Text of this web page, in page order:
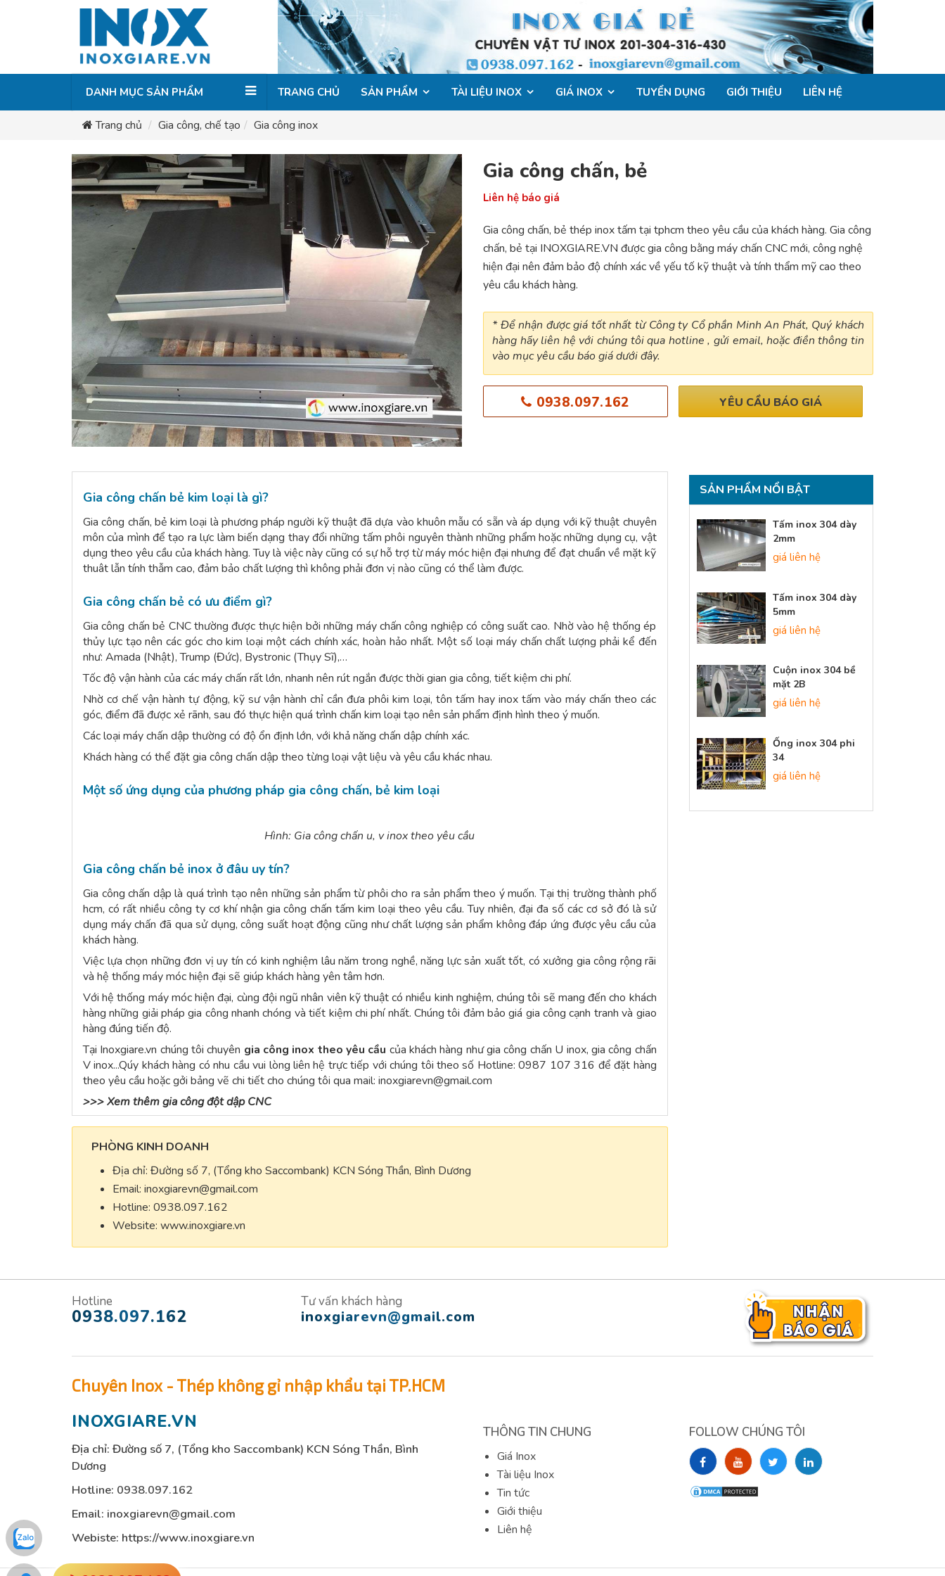
DANH MỤC SẢN PHẨM TRANG CHỦ SẢN PHẨM TÀI LIỆU INOX GIÁ INOX TUYỂN DỤNG GIỚI THIỆU LIÊN HỆ
Trang chủ Gia công, chế tạo Gia công inox
Gia công chấn, bẻ
Liên hệ báo giá
Gia công chấn, bẻ thép inox tấm tại tphcm theo yêu cầu của khách hàng. Gia công
chấn, bẻ tại INOXGIARE.VN được gia công bằng máy chấn CNC mới, công nghệ
hiện đại nên đảm bảo độ chính xác về yếu tố kỹ thuật và tính thẩm mỹ cao theo
yêu cầu khách hàng.
* Để nhận được giá tốt nhất từ Công ty Cổ phần Minh An Phát, Quý khách
hàng hãy liên hệ với chúng tôi qua hotline , gửi email, hoặc điền thông tin
vào mục yêu cầu báo giá dưới đây.
0938.097.162 YÊU CẦU BÁO GIÁ
Gia công chấn bẻ kim loại là gì?
Gia công chấn, bẻ kim loại là phương pháp người kỹ thuật đã dựa vào khuôn mẫu có sẵn và áp dụng với kỹ thuật chuyên
môn của mình để tạo ra lực làm biến dạng thay đổi những tấm phôi nguyên thành những phẩm hoặc những dụng cụ, vật
dụng theo yêu cầu của khách hàng. Tuy là việc này cũng có sự hỗ trợ từ máy móc hiện đại nhưng để đạt chuẩn về mặt kỹ
thuât lẫn tính thẫm cao, đảm bảo chất lượng thì không phải đơn vị nào cũng có thể làm được.
Gia công chấn bẻ có ưu điểm gì?
Gia công chấn bẻ CNC thường được thực hiện bởi những máy chấn công nghiệp có công suất cao. Nhờ vào hệ thống ép
thủy lực tạo nên các góc cho kim loại một cách chính xác, hoàn hảo nhất. Một số loại máy chấn chất lượng phải kể đến
như: Amada (Nhật), Trump (Đức), Bystronic (Thụy Sĩ),…
Tốc độ vận hành của các máy chấn rất lớn, nhanh nên rút ngắn được thời gian gia công, tiết kiệm chi phí.
Nhờ cơ chế vận hành tự động, kỹ sư vận hành chỉ cần đưa phôi kim loại, tôn tấm hay inox tấm vào máy chấn theo các
góc, điểm đã được xẻ rãnh, sau đó thực hiện quá trình chấn kim loại tạo nên sản phẩm định hình theo ý muốn.
Các loại máy chấn dập thường có độ ổn định lớn, với khả năng chấn dập chính xác.
Khách hàng có thể đặt gia công chấn dập theo từng loại vật liệu và yêu cầu khác nhau.
Một số ứng dụng của phương pháp gia công chấn, bẻ kim loại
Hình: Gia công chấn u, v inox theo yêu cầu
Gia công chấn bẻ inox ở đâu uy tín?
Gia công chấn dập là quá trình tạo nên những sản phẩm từ phôi cho ra sản phẩm theo ý muốn. Tại thị trường thành phố
hcm, có rất nhiều công ty cơ khí nhận gia công chấn tấm kim loại theo yêu cầu. Tuy nhiên, đại đa số các cơ sở đó là sử
dụng máy chấn đã qua sử dụng, công suất hoạt động cũng như chất lượng sản phẩm không đáp ứng được yêu cầu của
khách hàng.
Việc lựa chọn những đơn vị uy tín có kinh nghiệm lâu năm trong nghề, năng lực sản xuất tốt, có xưởng gia công rộng rãi
và hệ thống máy móc hiện đại sẽ giúp khách hàng yên tâm hơn.
Với hệ thống máy móc hiện đại, cùng đội ngũ nhân viên kỹ thuật có nhiều kinh nghiệm, chúng tôi sẽ mang đến cho khách
hàng những giải pháp gia công nhanh chóng và tiết kiệm chi phí nhất. Chúng tôi đảm bảo giá gia công cạnh tranh và giao
hàng đúng tiến độ.
Tại Inoxgiare.vn chúng tôi chuyên gia công inox theo yêu cầu của khách hàng như gia công chấn U inox, gia công chấn
V inox...Qúy khách hàng có nhu cầu vui lòng liên hệ trực tiếp với chúng tôi theo số Hotline: 0987 107 316 để đặt hàng
theo yêu cầu hoặc gởi bảng vẽ chi tiết cho chúng tôi qua mail: inoxgiarevn@gmail.com
>>>Xem thêm gia công đột dập CNC
PHÒNG KINH DOANH
Địa chỉ: Đường số 7, (Tổng kho Saccombank) KCN Sóng Thần, Bình Dương
Email: inoxgiarevn@gmail.com
Hotline: 0938.097.162
Website: www.inoxgiare.vn
SẢN PHẨM NỔI BẬT
Tấm inox 304 dày
2mm
giá liên hệ
Tấm inox 304 dày
5mm
giá liên hệ
Cuộn inox 304 bề
mặt 2B
giá liên hệ
Ống inox 304 phi
34
giá liên hệ
Hotline
0938.097.162
Tư vấn khách hàng
inoxgiarevn@gmail.com
Chuyên Inox - Thép không gỉ nhập khẩu tại TP.HCM
INOXGIARE.VN
Địa chỉ: Đường số 7, (Tổng kho Saccombank) KCN Sóng Thần, Bình
Dương
Hotline: 0938.097.162
Email: inoxgiarevn@gmail.com
Webiste: https://www.inoxgiare.vn
THÔNG TIN CHUNG
Giá Inox
Tài liệu Inox
Tin tức
Giới thiệu
Liên hệ
FOLLOW CHÚNG TÔI